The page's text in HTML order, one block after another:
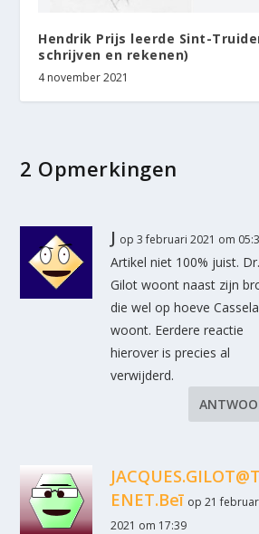
Hendrik Prijs leerde Sint-
schrijven en rekenen)
4 november 2021
2 Opmerkingen
J op 3 februari 2021 om
Artikel niet 100% juist. Dr.
Gilot woont naast zijn
die wel op hoeve
woont. Eerdere reactie
hierover is precies al
verwijderd.
ENET.Beī op 21
2021 om 17:39